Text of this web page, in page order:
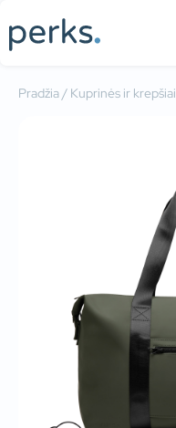
Pradžia/ Kuprinės ir krepšiai